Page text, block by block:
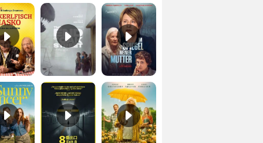
Sunny Dancer Trailer DF Exit 8 Trailer DF Der Regenmeister Trailer DF